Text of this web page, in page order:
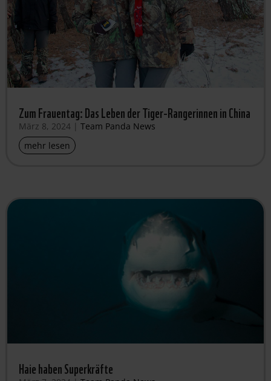
Zum Frauentag: Das Leben der Tiger-Rangerinnen in China
März 8, 2024| Team Panda News
mehr lesen
Haie haben Superkräfte